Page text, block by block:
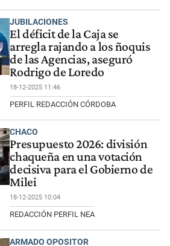
JUBILACIONES
El déficit de la Caja se
arregla rajando a los ñoquis
de las Agencias, aseguró
Rodrigo de Loredo
18-12-2025 11:46
PERFIL REDACCIÓN CÓRDOBA
CHACO
Presupuesto 2026: división
chaqueña en una votación
decisiva para el Gobierno de
Milei
18-12-2025 10:04
REDACCIÓN PERFIL NEA
ARMADO OPOSITOR